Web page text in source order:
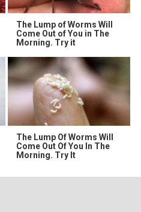
The Lump of Worms Will
Come Out of You in The
Morning. Try it
The Lump Of Worms Will
Come Out Of You In The
Morning. Try It